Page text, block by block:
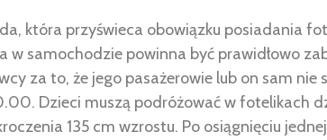
która przyświeca obowiązku posiadania
w samochodzie powinna być prawidłowo
za to, że jego pasażerowie lub on sam
Dzieci muszą podróżować w fotelikach
135 cm wzrostu. Po osiągnięciu